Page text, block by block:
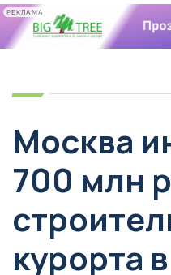
РЕКЛАМА
Москва
700 млн
курорта